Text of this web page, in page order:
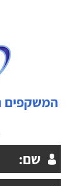
המשקפים